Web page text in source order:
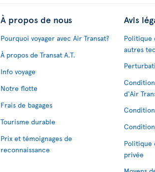
À propos de nous
Pourquoi voyager avec Air Transat?
À propos de Transat A.T.
Info voyage
Notre flotte
Frais de bagages
Tourisme durable
Prix et témoignages de
reconnaissance
Avis
Politique
autres
d'Air
Politique
privée